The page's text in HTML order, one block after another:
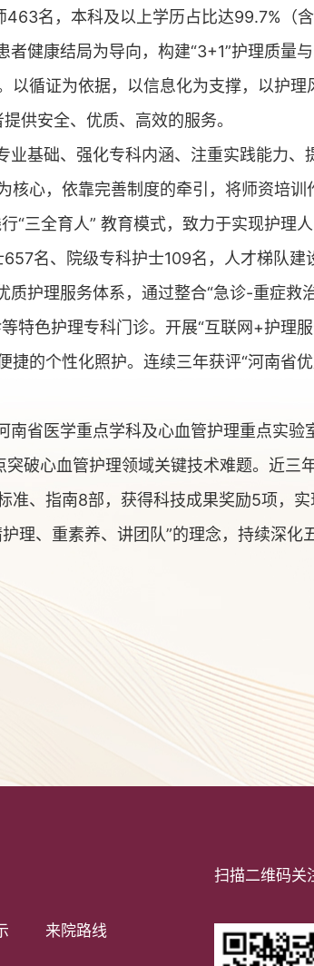
名，本科及以上学历占比达99.7%（含
者健康结局为导向，构建“3+1”护理质量
循证为依据，以信息化为支撑，以护理
供安全、优质、高效的服务。
业基础、强化专科内涵、注重实践能力
心，依靠完善制度的牵引，将师资培
“三全育人” 教育模式，致力于实现护理
名、院级专科护士109名，人才梯队建
质护理服务体系，通过整合“急诊-重症救
特色护理专科门诊。开展“互联网+护理
的个性化照护。连续三年获评“河南省
南省医学重点学科及心血管护理重点实
破心血管护理领域关键技术难题。近三
、指南8部，获得科技成果奖励5项，实
理、重素养、讲团队”的理念，持续深
来院路线
扫描二维码关